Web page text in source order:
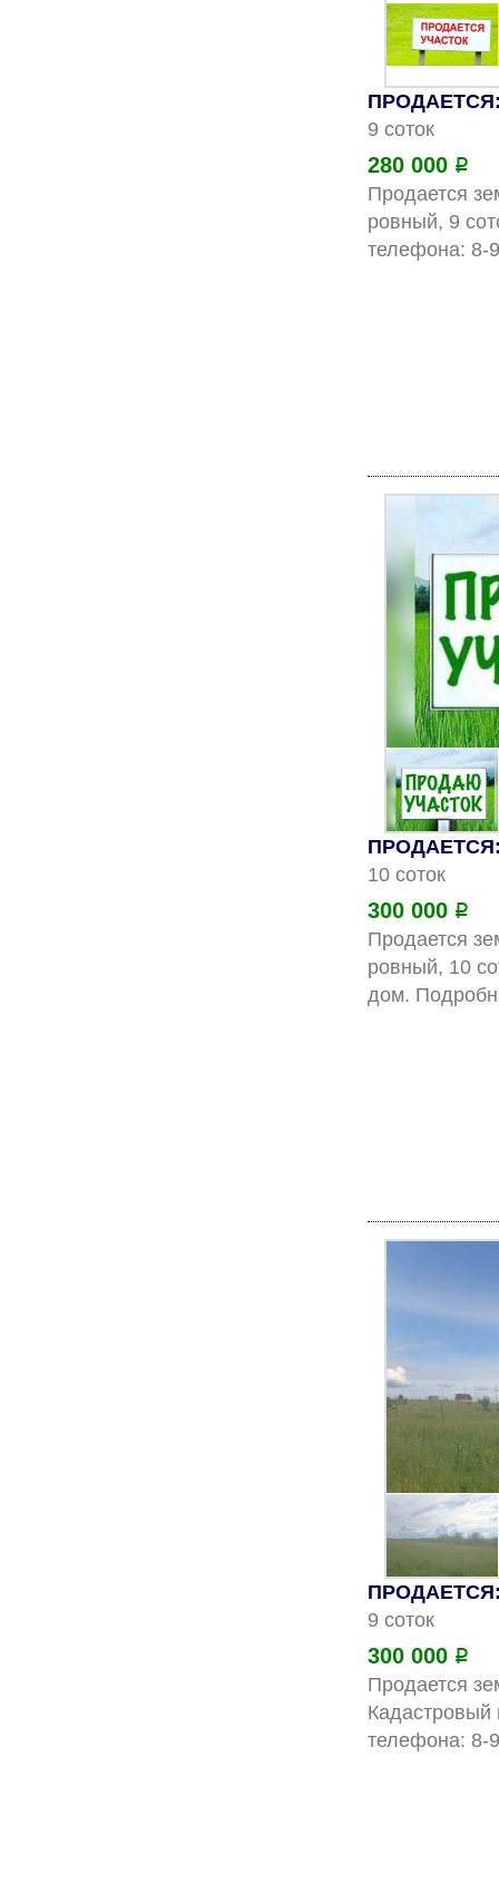
ПРОДАЕТСЯ:
9 соток
280 000 Р
Продается
ровный, 9
ПРОДАЕТСЯ:
10 соток
300 000 Р
Продается
ровный, 10
ПРОДАЕТСЯ:
9 соток
300 000 Р
Продается